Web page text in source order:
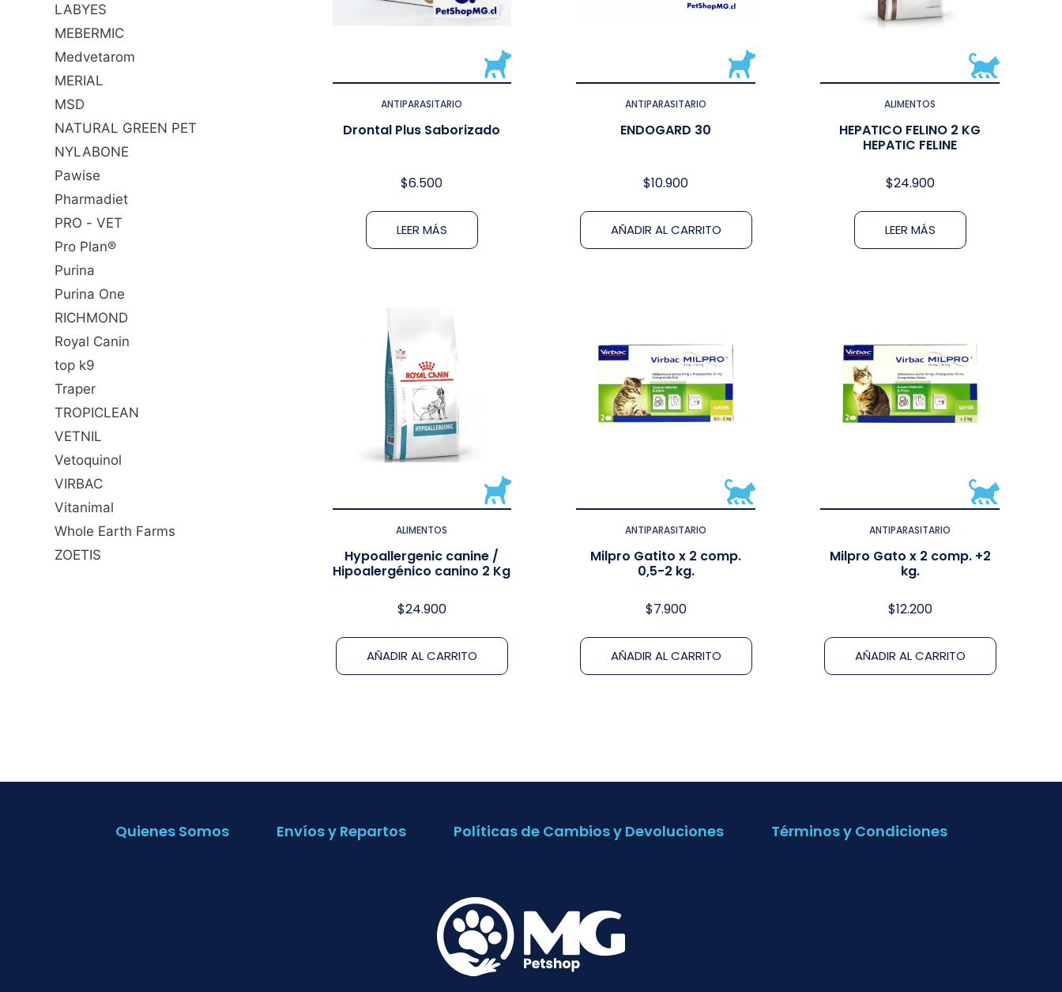
LABYES
MEBERMIC
Medvetarom
MERIAL
MSD
NATURAL GREEN PET
NYLABONE
Pawise
Pharmadiet
PRO - VET
Pro Plan®
Purina
Purina One
RICHMOND
Royal Canin
top k9
Traper
TROPICLEAN
VETNIL
Vetoquinol
VIRBAC
Vitanimal
Whole Earth Farms
ZOETIS
ANTIPARASITARIO
Drontal Plus Saborizado
$6.500
LEER MÁS
ANTIPARASITARIO
ENDOGARD 30
$10.900
AÑADIR AL CARRITO
ALIMENTOS
HEPATICO FELINO 2 KG
HEPATIC FELINE
$24.900
LEER MÁS
ALIMENTOS
Hypoallergenic canine /
Hipoalergénico canino 2 Kg
$24.900
AÑADIR AL CARRITO
ANTIPARASITARIO
Milpro Gatito x 2 comp.
0,5-2 kg.
$7.900
AÑADIR AL CARRITO
ANTIPARASITARIO
Milpro Gato x 2 comp. +2
kg.
$12.200
AÑADIR AL CARRITO
Quienes Somos Envíos y Repartos Políticas de Cambios y Devoluciones Términos y Condiciones